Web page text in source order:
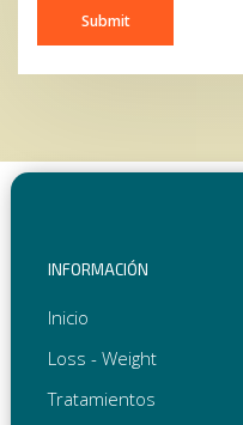
INFORMACIÓN
Inicio
Loss - Weight
Tratamientos